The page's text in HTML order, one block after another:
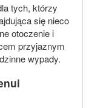
tych, którzy
się nieco
otoczenie i
przyjaznym
wypady.